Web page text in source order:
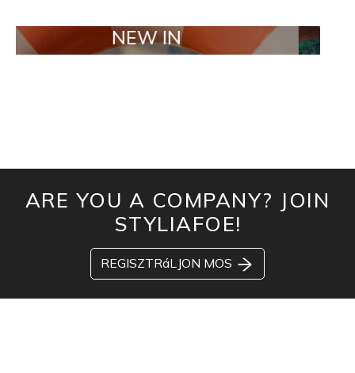
NEW IN
ARE YOU A COMPANY? JOIN
STYLIAFOE!
REGISZTRáLJON MOS